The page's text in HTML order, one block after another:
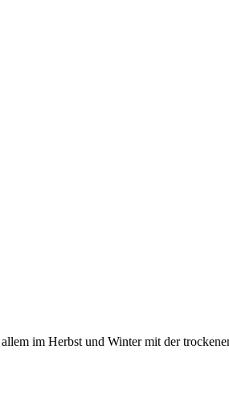
im Herbst und Winter mit der